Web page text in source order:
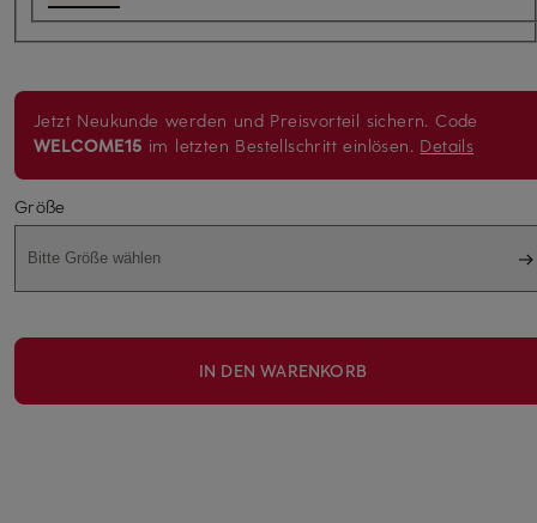
Jetzt Neukunde werden und Preisvorteil sichern. Code
WELCOME15 im letzten Bestellschritt einlösen. Details
Größe
Bitte Größe wählen
IN DEN WARENKORB